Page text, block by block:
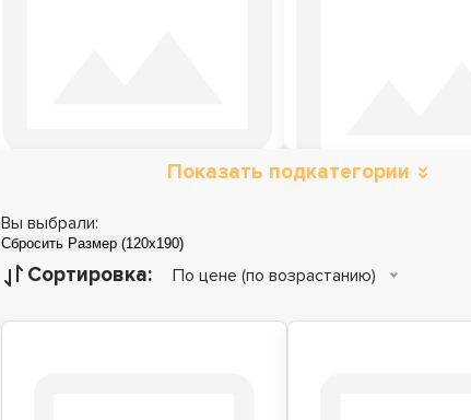
Металлические
кровати
Детские
Показать подкатегории
Вы выбрали:
Сбросить Размер (120x190)
Сортировка: По цене (по возрастанию)